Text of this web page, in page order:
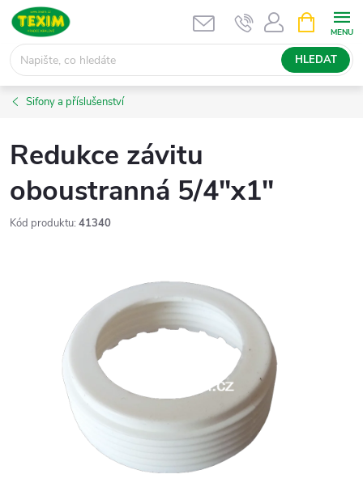
Přejít
obsah
HLEDAT
NÁKUPNÍ
KOŠÍK
Sifony a příslušenství
Redukce závitu
oboustranná 5/4"x1"
Kód produktu: 41340